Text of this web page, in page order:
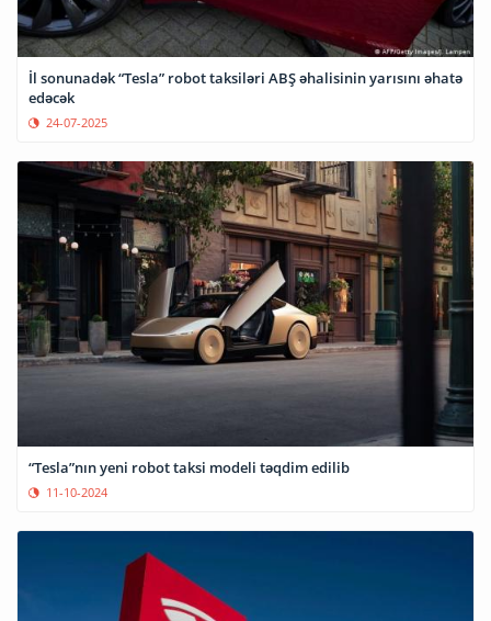
İl sonunadək “Tesla” robot taksiləri ABŞ əhalisinin yarısını əhatə
edəcək
24-07-2025
“Tesla”nın yeni robot taksi modeli təqdim edilib
11-10-2024